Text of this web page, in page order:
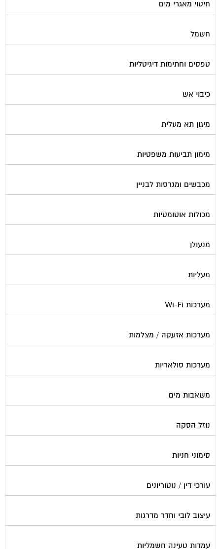
חיטוי מאגרי מים
חשמל
טפסים וחתימות דיגיטליות
כיבוי אש
מיגון תא מעלית
מימון תביעות משפטיות
מכבשים ומגרסות לבניין
מכולות אוטומטיות
מנעולן
מעליות
מערכות Wi-Fi
מערכות אזעקה / מצלמות
מערכות סולאריות
משאבות מים
נוזל הסקה
סימוני חניות
עורכי דין / נוטוריונים
עיצוב לובי וחדר מדרגות
עמדות טעינה חשמליות